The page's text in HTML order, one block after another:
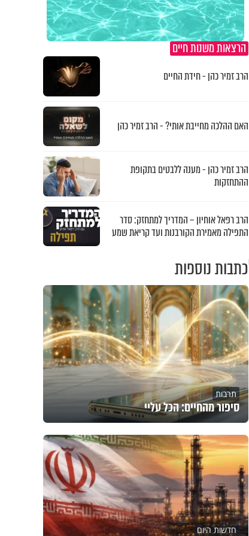
הרצאות משנות חיים
הרב זמיר כהן - חידת החיים
האם ההלכה מחייבת אותי? - הרב זמיר כהן
הרב זמיר כהן - מענה ללבטים בתקופת
ההתחזקות
הרב רפאל אוחיון – המדריך למתחזק: סדר
התפילה מאמירת הקורבנות ועד קריאת שמע
כתבות נוספות
תרבות
סיפור מהחיים: הכל עליי
חדשות היום